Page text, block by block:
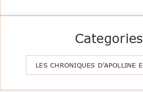
Categories